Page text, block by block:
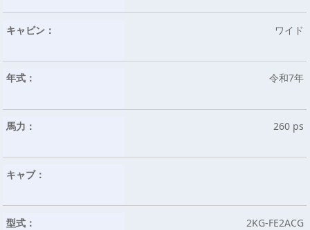
キャビン： ワイド
年式： 令和7年
馬力： 260 ps
キャブ：
型式： 2KG-FE2ACG